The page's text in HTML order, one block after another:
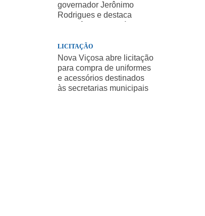
governador Jerônimo
Rodrigues e destaca
LICITAÇÃO
Nova Viçosa abre licitação
para compra de uniformes
e acessórios destinados
às secretarias municipais